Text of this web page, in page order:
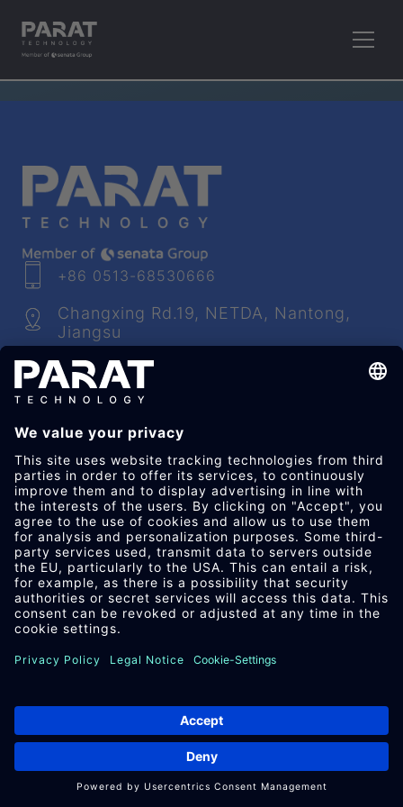
RETHINK PLASTICS.
+86 0513-68530666
Changxing Rd.19, NETDA, Nantong,
Jiangsu
info​@ parat -technology.com
YoutubeFacebook
法律声明
数据保护
采购条款与条件
相关文件下载